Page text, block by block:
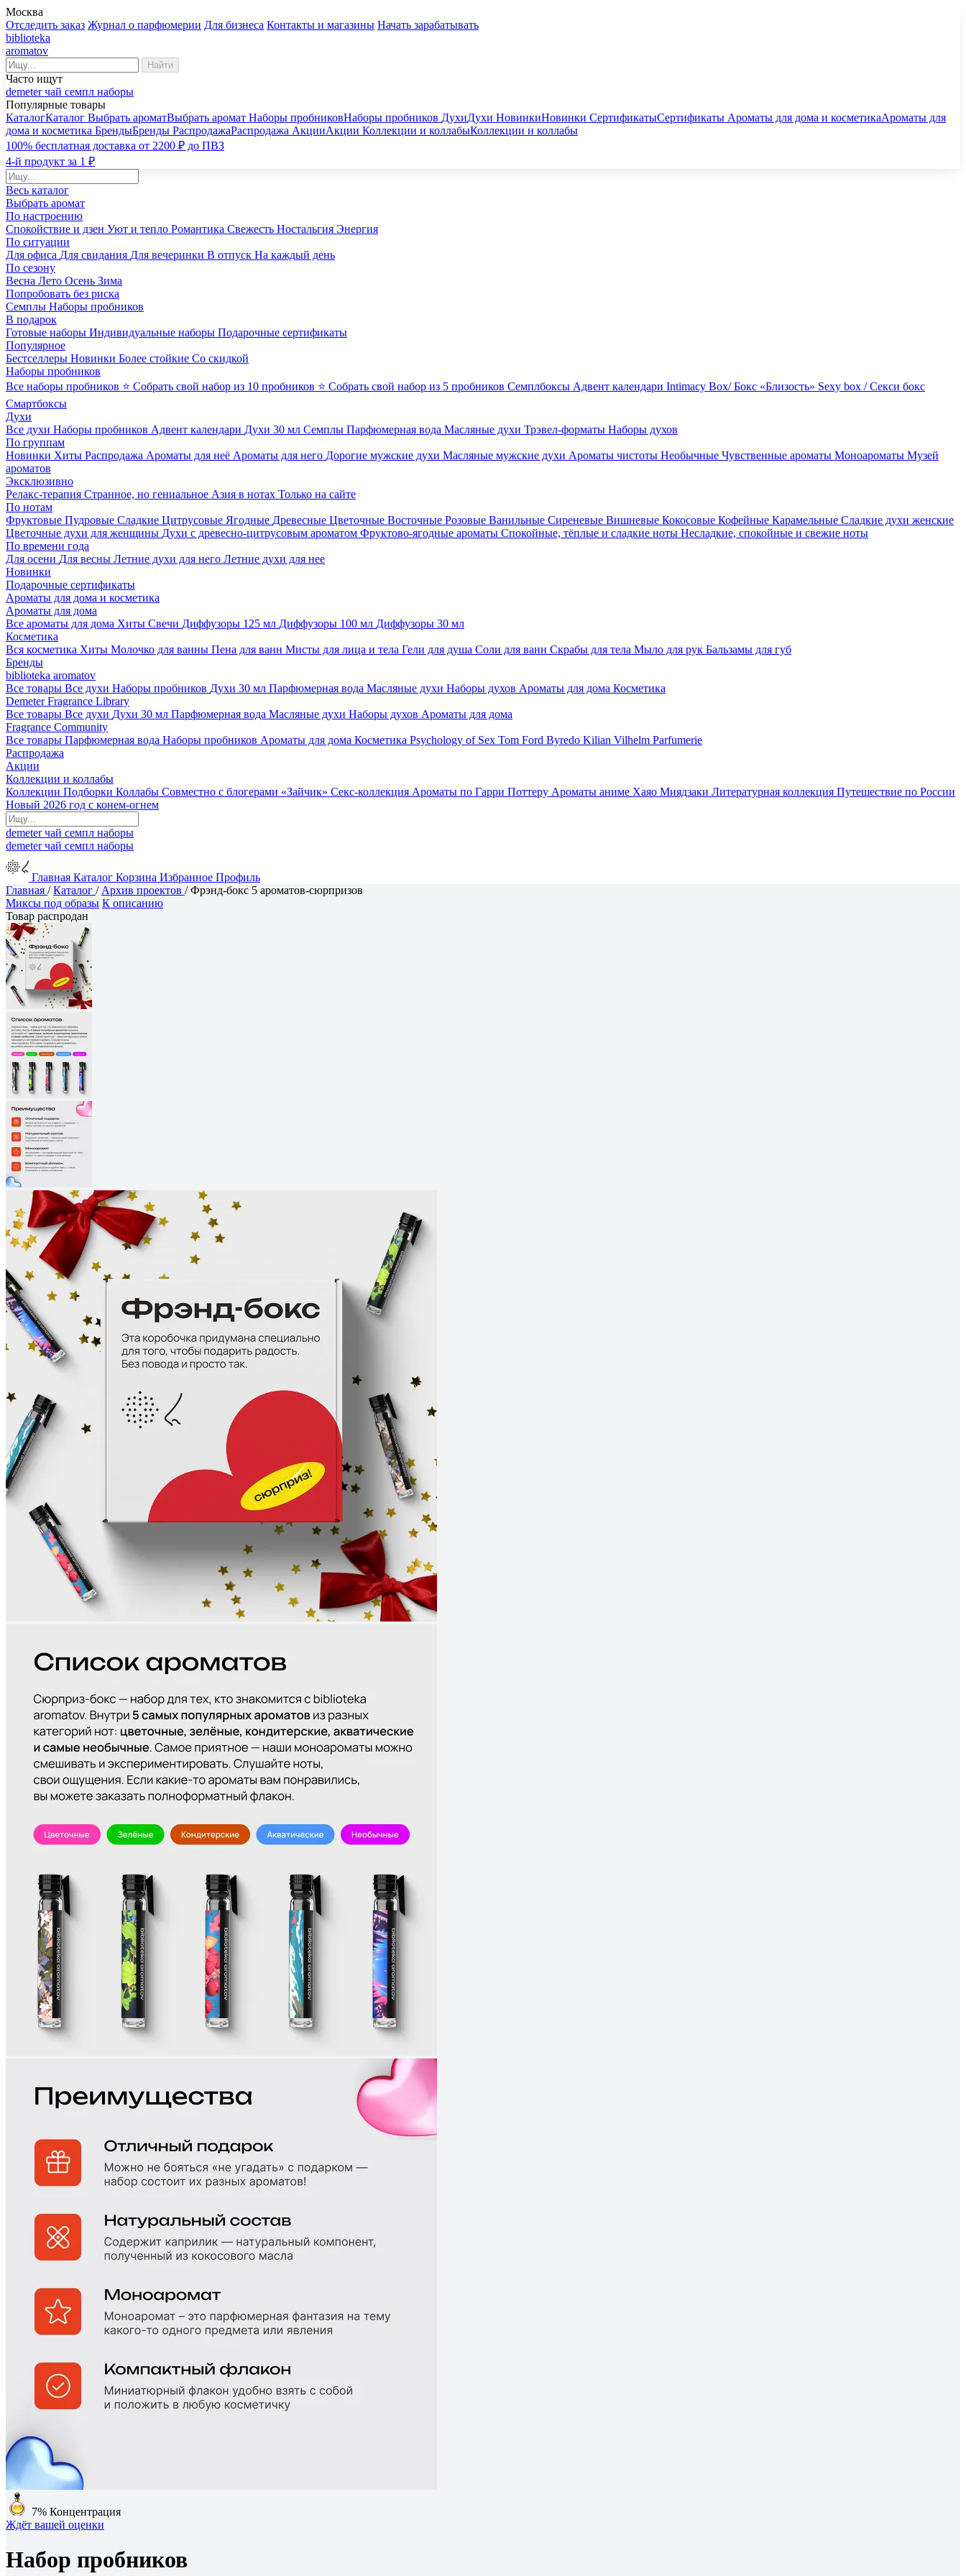
Москва
Отследить заказ Журнал о парфюмерии Для бизнеса Контакты и магазины Начать зарабатывать
biblioteka
aromatov
Найти
Часто ищут
demeterчай семпл наборы
Популярные товары
КаталогКаталог Выбрать ароматВыбрать аромат Наборы пробниковНаборы пробников ДухиДухи НовинкиНовинки СертификатыСертификаты Ароматы для дома и косметикаАроматы для
дома и косметика БрендыБренды РаспродажаРаспродажа АкцииАкции Коллекции и коллабыКоллекции и коллабы
100% бесплатная доставка от 2200 ₽ до ПВЗ
4-й продукт за 1 ₽
Весь каталог
Выбрать аромат
По настроению
Спокойствие и дзен Уют и тепло Романтика Свежесть Ностальгия Энергия
По ситуации
Для офиса Для свидания Для вечеринки В отпуск На каждый день
По сезону
Весна Лето Осень Зима
Попробовать без риска
Семплы Наборы пробников
В подарок
Готовые наборы Индивидуальные наборы Подарочные сертификаты
Популярное
Бестселлеры Новинки Более стойкие Со скидкой
Наборы пробников
Все наборы пробников ⭐ Собрать свой набор из 10 пробников ⭐ Собрать свой набор из 5 пробников Семплбоксы Адвент календари Intimacy Box/ Бокс «Близость» Sexy box / Секси бокс
Смартбоксы
Духи
Все духи Наборы пробников Адвент календари Духи 30 мл Семплы Парфюмерная вода Масляные духи Трэвел-форматы Наборы духов
По группам
Новинки Хиты Распродажа Ароматы для неё Ароматы для него Дорогие мужские духи Масляные мужские духи Ароматы чистоты Необычные Чувственные ароматы Моноароматы Музей
ароматов
Эксклюзивно
Релакс-терапия Странное, но гениальное Азия в нотах Только на сайте
По нотам
Фруктовые Пудровые Сладкие Цитрусовые Ягодные Древесные Цветочные Восточные Розовые Ванильные Сиреневые Вишневые Кокосовые Кофейные Карамельные Сладкие духи женские
Цветочные духи для женщины Духи с древесно-цитрусовым ароматом Фруктово-ягодные ароматы Спокойные, тёплые и сладкие ноты Несладкие, спокойные и свежие ноты
По времени года
Для осени Для весны Летние духи для него Летние духи для нее
Новинки
Подарочные сертификаты
Ароматы для дома и косметика
Ароматы для дома
Все ароматы для дома Хиты Свечи Диффузоры 125 мл Диффузоры 100 мл Диффузоры 30 мл
Косметика
Вся косметика Хиты Молочко для ванны Пена для ванн Мисты для лица и тела Гели для душа Соли для ванн Скрабы для тела Мыло для рук Бальзамы для губ
Бренды
biblioteka aromatov
Все товары Все духи Наборы пробников Духи 30 мл Парфюмерная вода Масляные духи Наборы духов Ароматы для дома Косметика
Demeter Fragrance Library
Все товары Все духи Духи 30 мл Парфюмерная вода Масляные духи Наборы духов Ароматы для дома
Fragrance Community
Все товары Парфюмерная вода Наборы пробников Ароматы для дома Косметика Psychology of Sex Tom Ford Byredo Kilian Vilhelm Parfumerie
Распродажа
Акции
Коллекции и коллабы
Коллекции Подборки Коллабы Совместно с блогерами «Зайчик» Секс-коллекция Ароматы по Гарри Поттеру Ароматы аниме Хаяо Миядзаки Литературная коллекция Путешествие по России
Новый 2026 год с конем-огнем
demeterчай семпл наборы
demeterчай семпл наборы
Главная Каталог Корзина Избранное Профиль
Главная /Каталог / Архив проектов /Фрэнд-бокс 5 ароматов-сюрпризов
Миксы под образы К описанию
Товар распродан
7% Концентрация
Ждёт вашей оценки
Набор пробников